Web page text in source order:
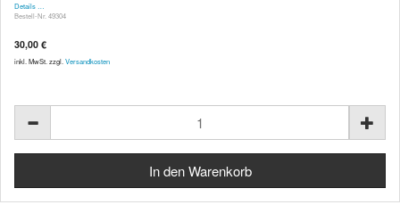
Details …
Bestell-Nr. 49304
30,00 €
inkl. MwSt. zzgl. Versandkosten